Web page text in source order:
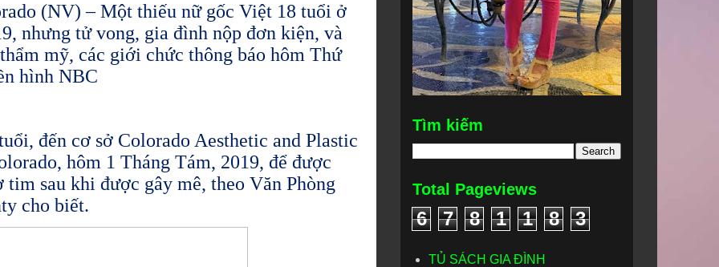
(NV) – Một thiếu nữ gốc Việt 18 tuổi ở
nhưng tử vong, gia đình nộp đơn kiện, và
mỹ, các giới chức thông báo hôm Thứ
hình NBC
đến cơ sở Colorado Aesthetic and Plastic
hôm 1 Tháng Tám, 2019, để được
sau khi được gây mê, theo Văn Phòng
cho biết.
Tìm kiếm
Total Pageviews
6 7 8 1 1 8 3
TỦ SÁCH GIA ĐÌNH